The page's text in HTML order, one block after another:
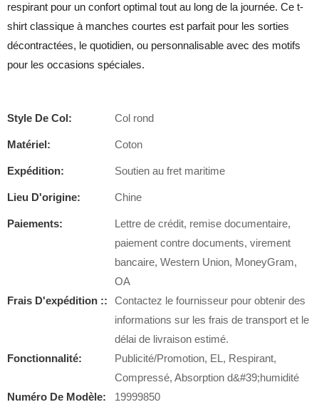
respirant pour un confort optimal tout au long de la journée. Ce t-
shirt classique à manches courtes est parfait pour les sorties
décontractées, le quotidien, ou personnalisable avec des motifs
pour les occasions spéciales.
Style De Col: Col rond
Matériel: Coton
Expédition: Soutien au fret maritime
Lieu D'origine: Chine
Paiements:
Lettre de crédit, remise documentaire,
paiement contre documents, virement
bancaire, Western Union, MoneyGram,
OA
Frais D'expédition ::
Contactez le fournisseur pour obtenir des
informations sur les frais de transport et le
délai de livraison estimé.
Fonctionnalité:
Publicité/Promotion, EL, Respirant,
Compressé, Absorption d&#39;humidité
Numéro De Modèle:
19999850